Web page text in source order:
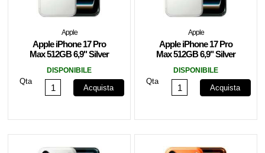
Apple
Apple iPhone 17 Pro
Max 512GB 6,9" Silver
DISPONIBILE
Qta
Acquista
Apple
Apple iPhone 17 Pro
Max 512GB 6,9" Silver
DISPONIBILE
Qta
Acquista